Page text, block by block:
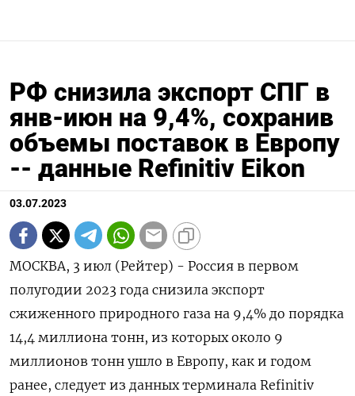
РФ снизила экспорт СПГ в
янв-июн на 9,4%, сохранив
объемы поставок в Европу
-- данные Refinitiv Eikon
03.07.2023
МОСКВА, 3 июл (Рейтер) - Россия в первом
полугодии 2023 года снизила экспорт
сжиженного природного газа на 9,4% до порядка
14,4 миллиона тонн, из которых около 9
миллионов тонн ушло в Европу, как и годом
ранее, следует из данных терминала Refinitiv